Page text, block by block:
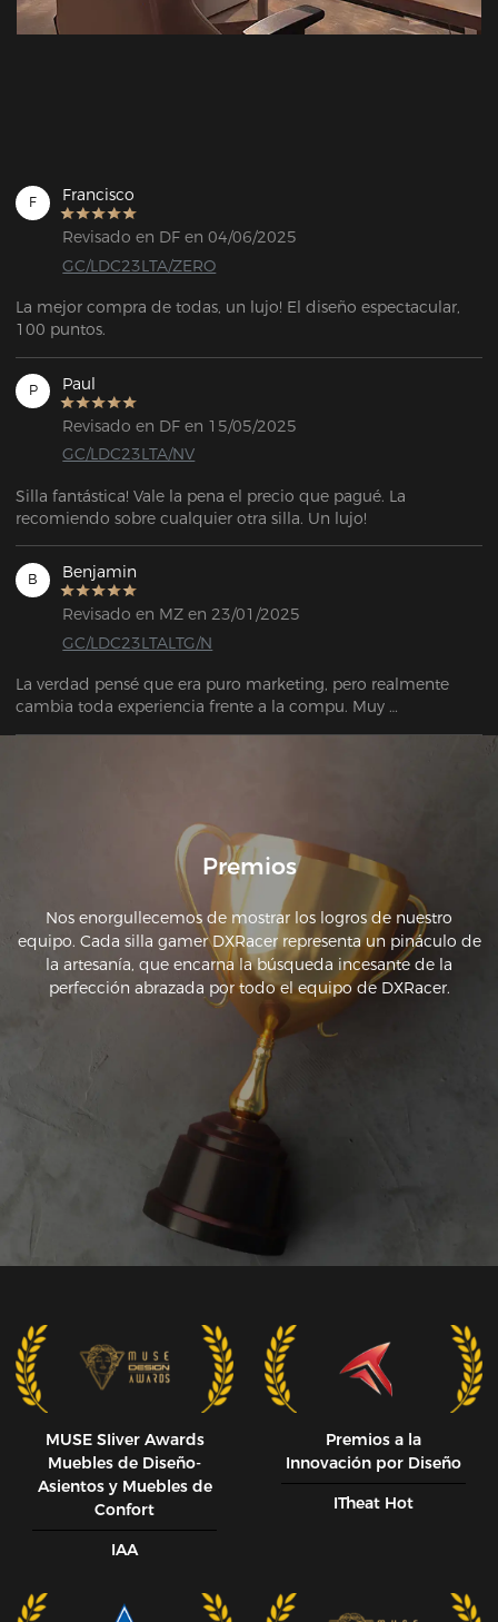
F Francisco
Revisado en DF en 04/06/2025
GC/LDC23LTA/ZERO
La mejor compra de todas, un lujo! El diseño espectacular,
100 puntos.
P Paul
Revisado en DF en 15/05/2025
GC/LDC23LTA/NV
Silla fantástica! Vale la pena el precio que pagué. La
recomiendo sobre cualquier otra silla. Un lujo!
B Benjamin
Revisado en MZ en 23/01/2025
GC/LDC23LTALTG/N
La verdad pensé que era puro marketing, pero realmente
cambia toda experiencia frente a la compu. Muy
Premios
Nos enorgullecemos de mostrar los logros de nuestro
equipo. Cada silla gamer DXRacer representa un pináculo de
la artesanía, que encarna la búsqueda incesante de la
perfección abrazada por todo el equipo de DXRacer.
MUSE SIiver Awards
Muebles de Diseño-
Asientos y Muebles de
Confort
IAA
Premios a la
Innovación por Diseño
ITheat Hot